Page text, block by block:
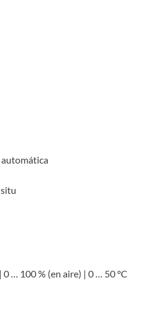
automática
… 100 % (en aire) | 0 … 50 °C